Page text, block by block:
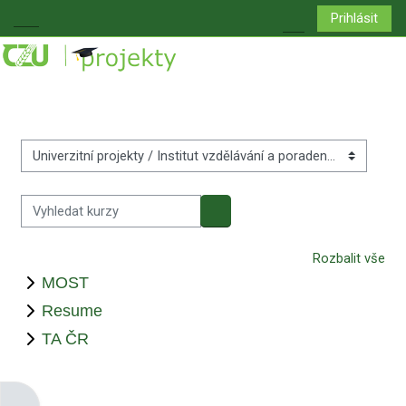
Boční panel
Přepnout
Prihlásit
Kategorie kurzů
Vyhledat kurzy
Vyhledat kurzy
Rozbalit vše
MOST
Resume
TA ČR